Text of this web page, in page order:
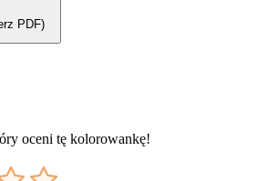
PDF)
oceni tę kolorowankę!